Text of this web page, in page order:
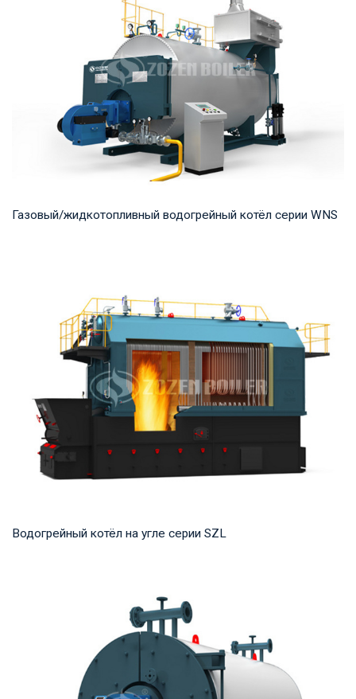
Газовый/жидкотопливный водогрейный котёл серии WNS
Водогрейный котёл на угле серии SZL
мощность продукта: 2,8-29 МВт Температура...